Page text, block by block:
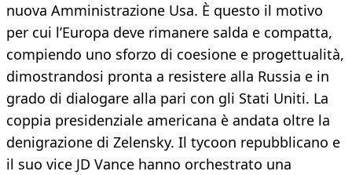
nuova Amministrazione Usa. È questo il motivo
per cui l’Europa deve rimanere salda e compatta,
compiendo uno sforzo di coesione e progettualità,
dimostrandosi pronta a resistere alla Russia e in
grado di dialogare alla pari con gli Stati Uniti. La
coppia presidenziale americana è andata oltre la
denigrazione di Zelensky. Il tycoon repubblicano e
il suo vice JD Vance hanno orchestrato una